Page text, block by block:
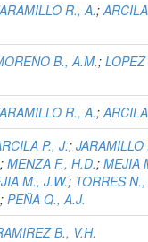
R., A.;
B., A.M.;
R., A.;
P., J.; JARAMILLO
; MENZA F., H.D.; MEJIA
M., J.W.; TORRES N.,
; PEÑA Q., A.J.
B., V.H.